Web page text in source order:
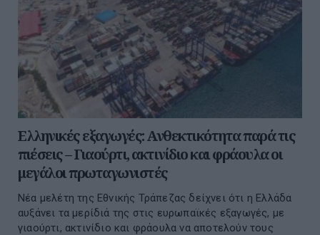
Ελληνικές εξαγωγές: Ανθεκτικότητα παρά τις
πιέσεις – Γιαούρτι, ακτινίδιο και φράουλα οι
μεγάλοι πρωταγωνιστές
Νέα μελέτη της Εθνικής Τράπεζας δείχνει ότι η Ελλάδα
αυξάνει τα μερίδιά της στις ευρωπαϊκές εξαγωγές, με
γιαούρτι, ακτινίδιο και φράουλα να αποτελούν τους